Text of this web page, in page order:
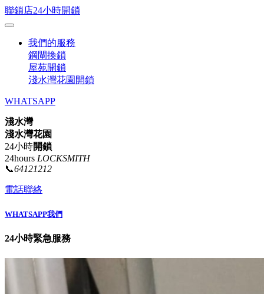
聯鎖店24小時開鎖
我們的服務
鋼閘換鎖
屋苑開鎖
淺水灣花園開鎖
WHATSAPP
淺水灣
淺水灣花園
24小時開鎖
24hours LOCKSMITH
📞64121212
電話聯絡
WHATSAPP我們
24小時緊急服務